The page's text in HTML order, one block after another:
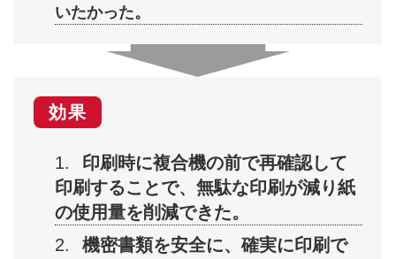
いたかった。
効果
印刷時に複合機の前で再確認して
印刷することで、無駄な印刷が減り紙
の使用量を削減できた。
機密書類を安全に、確実に印刷で